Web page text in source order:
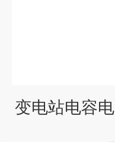
变电站电容